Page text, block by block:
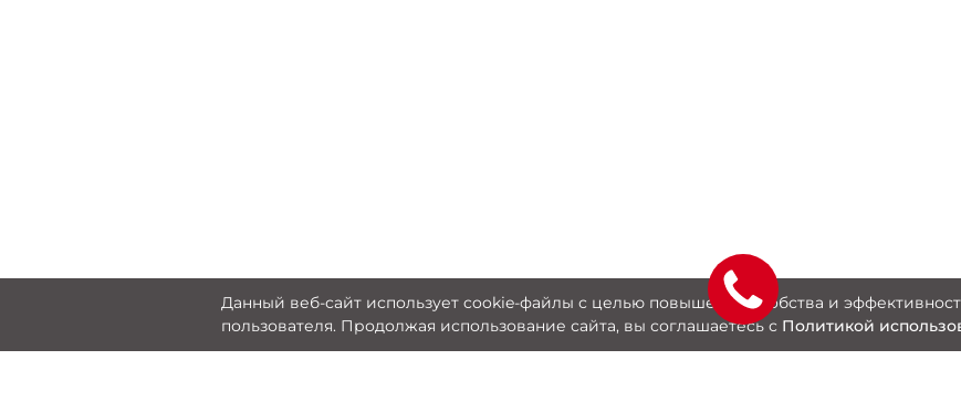
Данный веб-сайт использует cookie-файлы с целью повышения удобства и
пользователя. Продолжая использование сайта, вы соглашаетесь с Политикой